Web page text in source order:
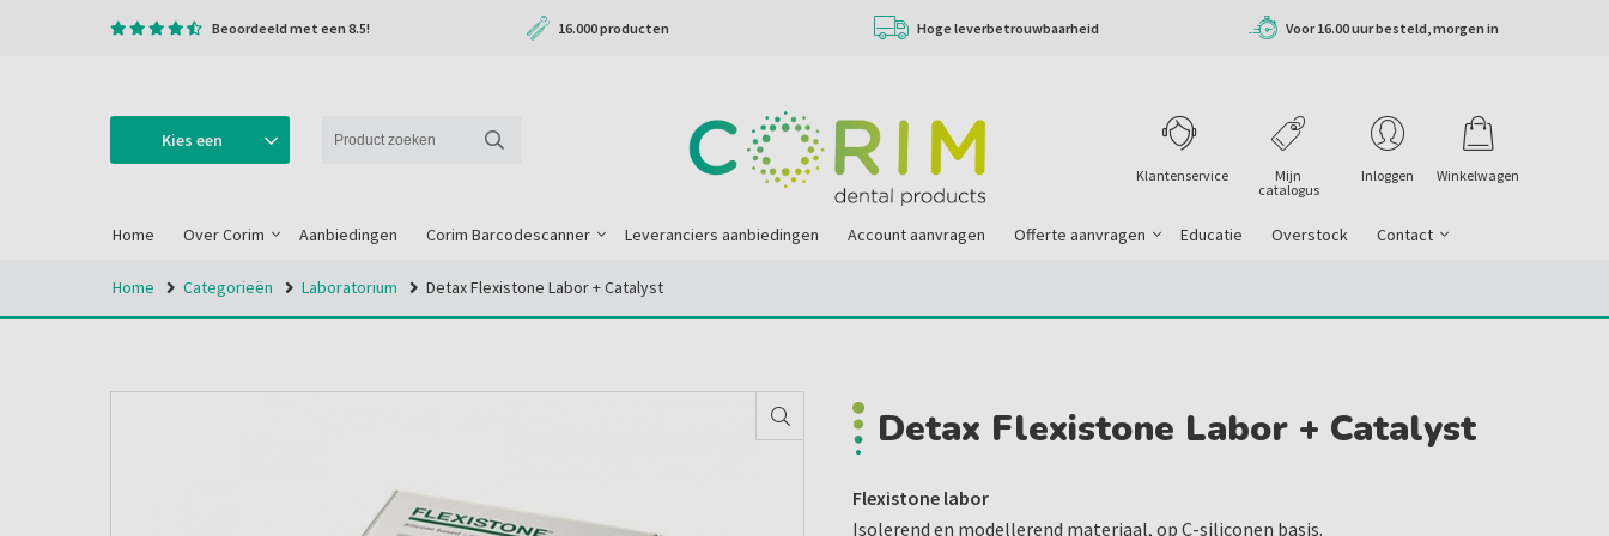
Beoordeeld met een 8.5! 16.000 producten Hoge leverbetrouwbaarheid Voor 16.00 uur besteld, morgen in
Kies een
Winkelwagen
Inloggen
Mijn
catalogus
Klantenservice
Home Over Corim Aanbiedingen Corim Barcodescanner Leveranciers aanbiedingen Account aanvragen Offerte aanvragen Educatie Overstock Contact
Home Categorieën Laboratorium Detax Flexistone Labor + Catalyst
Detax Flexistone Labor + Catalyst
Flexistone labor
Isolerend en modellerend materiaal, op C-siliconen basis.